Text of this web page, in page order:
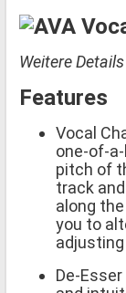
Weitere
Features
Vocal
one-of-
pitch of
track
along
you to
De-